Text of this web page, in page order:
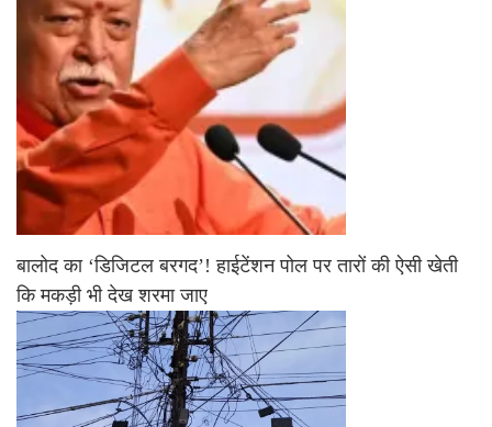
बालोद का ‘डिजिटल बरगद’! हाईटेंशन पोल पर तारों की ऐसी खेती
कि मकड़ी भी देख शरमा जाए